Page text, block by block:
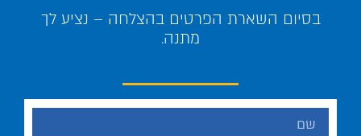
בסיום השארת הפרטים בהצלחה – נציע לך
מתנה.